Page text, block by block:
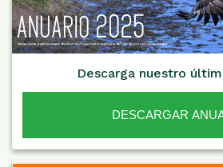
Descarga nuestro
DESCARGAR